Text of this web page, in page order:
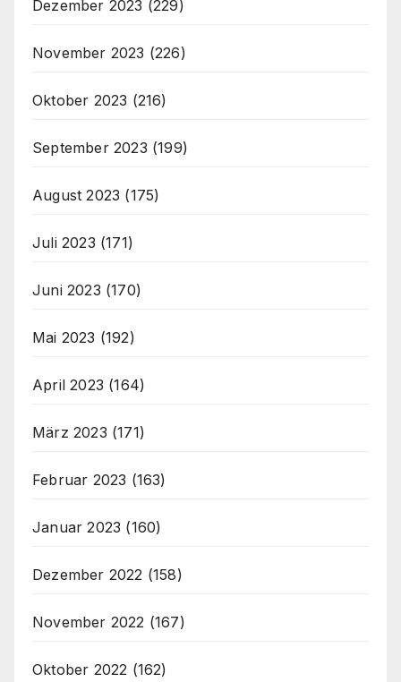
Dezember 2023 (229)
November 2023 (226)
Oktober 2023 (216)
September 2023 (199)
August 2023 (175)
Juli 2023 (171)
Juni 2023 (170)
Mai 2023 (192)
April 2023 (164)
März 2023 (171)
Februar 2023 (163)
Januar 2023 (160)
Dezember 2022 (158)
November 2022 (167)
Oktober 2022 (162)